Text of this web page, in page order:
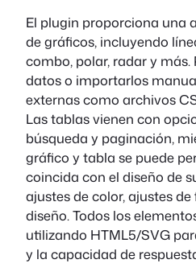
El plugin proporciona una
de gráficos, incluyendo
combo, polar, radar y
datos o importarlos
externas como archivos
Las tablas vienen con
búsqueda y paginación,
gráfico y tabla se puede
coincida con el diseño de
ajustes de color, ajustes
diseño. Todos los
utilizando HTML5/SVG
y la capacidad de